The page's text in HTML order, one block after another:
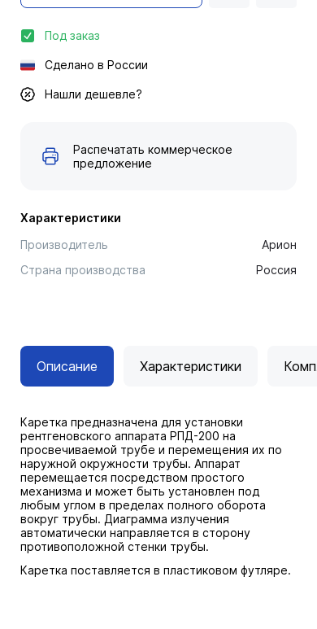
Характеристики
Производитель
Арион
Страна производства
Россия
Под заказ
Сделано в России
Нашли дешевле?
Распечатать коммерческое
предложение
Описание Характеристики
Каретка предназначена для установки
рентгеновского аппарата РПД-200 на
просвечиваемой трубе и перемещения их по
наружной окружности трубы. Аппарат
перемещается посредством простого
механизма и может быть установлен под
любым углом в пределах полного оборота
вокруг трубы. Диаграмма излучения
автоматически направляется в сторону
противоположной стенки трубы.
Каретка поставляется в пластиковом футляре.